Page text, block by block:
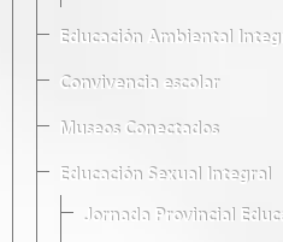
Educación Ambiental
Convivencia escolar
Museos Conectados
Educación Sexual Integral
Jornada Provincial